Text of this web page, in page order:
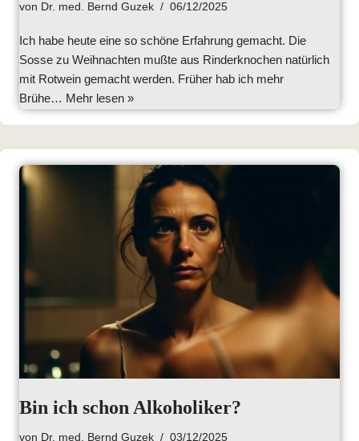
von Dr. med. Bernd Guzek 06/12/2025
Ich habe heute eine so schöne Erfahrung gemacht. Die
Sosse zu Weihnachten mußte aus Rinderknochen natürlich
mit Rotwein gemacht werden. Früher hab ich mehr
Brühe… Mehr lesen »
Bin ich schon Alkoholiker?
von Dr. med. Bernd Guzek 03/12/2025